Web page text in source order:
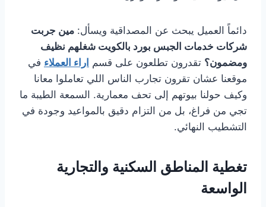
دائماً العميل يبحث عن المصداقية ويسأل: مين جربت
شركات خدمات الجبس بورد بالكويت شغلهم نظيف
ومضمون؟ تقدرون تطلعون على قسم اراء العملاء في
موقعنا عشان تقرون تجارب الناس اللي تعاملوا معانا
وكيف حولنا بيوتهم إلى تحف معمارية. السمعة الطيبة ما
تجي من فراغ، بل من التزام دقيق بالمواعيد وجودة في
التشطيب النهائي.
تغطية المناطق السكنية والتجارية
الواسعة